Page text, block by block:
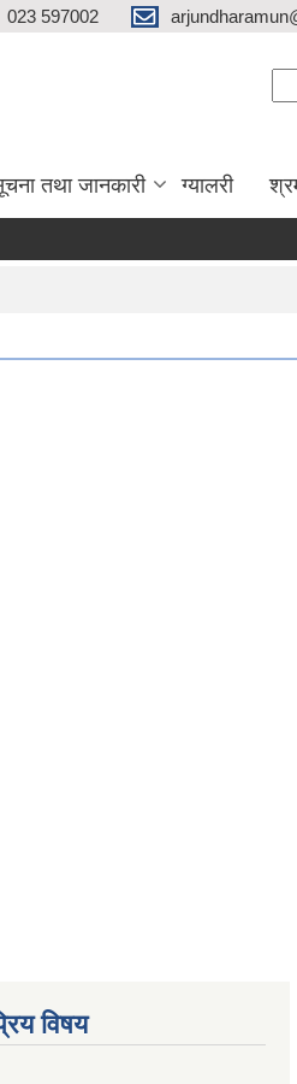
023 597002
तथा जानकारी ग्यालरी
विषय